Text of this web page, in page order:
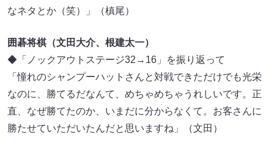
なネタとか（笑）」（槙尾）
囲碁将棋（文田大介、根建太一）
◆「ノックアウトステージ32→16」を振り返って
「憧れのシャンプーハットさんと対戦できただけでも光栄
なのに、勝てるだなんて、めちゃめちゃうれしいです。正
直、なぜ勝てたのか、いまだに分からなくて。お客さんに
勝たせていただいたんだと思いますね」（文田）